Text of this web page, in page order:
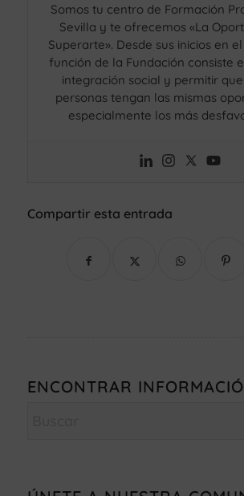
Somos tu centro de Formación
Sevilla y te ofrecemos «La
Superarte». Desde sus inicios en
función de la Fundación consiste
integración social y permitir
personas tengan las mismas
especialmente los más
Compartir esta entrada
ENCONTRAR